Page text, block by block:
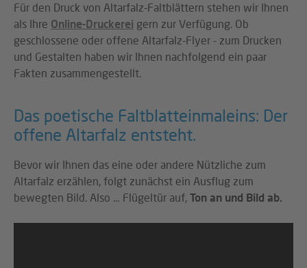
Für den Druck von Altarfalz-Faltblättern stehen wir Ihnen
als Ihre Online-Druckerei gern zur Verfügung. Ob
geschlossene oder offene Altarfalz-Flyer - zum Drucken
und Gestalten haben wir Ihnen nachfolgend ein paar
Fakten zusammengestellt.
Das poetische Faltblatteinmaleins: Der
offene Altarfalz entsteht.
Bevor wir Ihnen das eine oder andere Nützliche zum
Altarfalz erzählen, folgt zunächst ein Ausflug zum
bewegten Bild. Also … Flügeltür auf, Ton an und Bild ab.